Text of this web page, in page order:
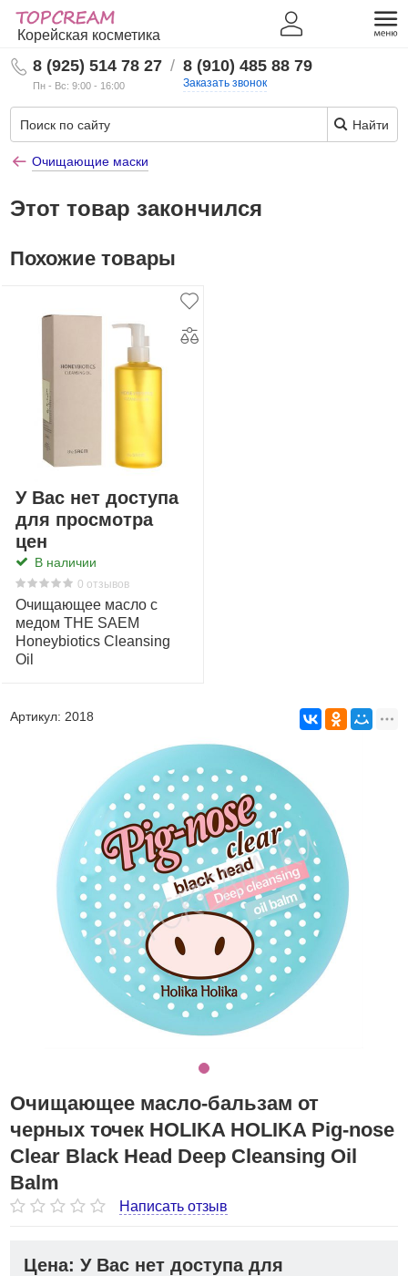
Корейская косметика
8 (925) 514 78 27
Пн - Вс: 9:00 - 16:00
/ 8 (910) 485 88 79
Заказать звонок
Найти
Очищающие маски
Этот товар закончился
Похожие товары
У Вас нет доступа
для просмотра
цен
В наличии
0 отзывов
Очищающее масло с
медом THE SAEM
Honeybiotics Cleansing
Oil
Артикул: 2018
Очищающее масло-бальзам от
черных точек HOLIKA HOLIKA Pig-nose
Clear Black Head Deep Cleansing Oil
Balm
Написать отзыв
Цена: У Вас нет доступа для